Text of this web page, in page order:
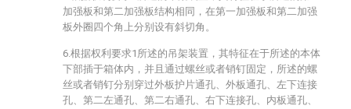
加强板和第二加强板结构相同，在第一加强板和第二加强
板外圈四个角上分别设有斜切角。
6.根据权利要求1所述的吊架装置，其特征在于所述的本体
下部插于箱体内，并且通过螺丝或者销钉固定，所述的螺
丝或者销钉分别穿过外板护片通孔、外板通孔、左下连接
孔、第二左通孔、第二右通孔、右下连接孔、内板通孔、